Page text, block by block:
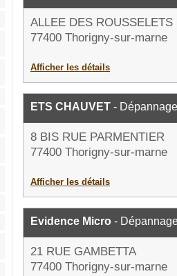
ALLEE DES ROUSSELETS
77400 Thorigny-sur-marne
Afficher les détails
ETS CHAUVET -
8 BIS RUE PARMENTIER
77400 Thorigny-sur-marne
Afficher les détails
Evidence Micro -
21 RUE GAMBETTA
77400 Thorigny-sur-marne